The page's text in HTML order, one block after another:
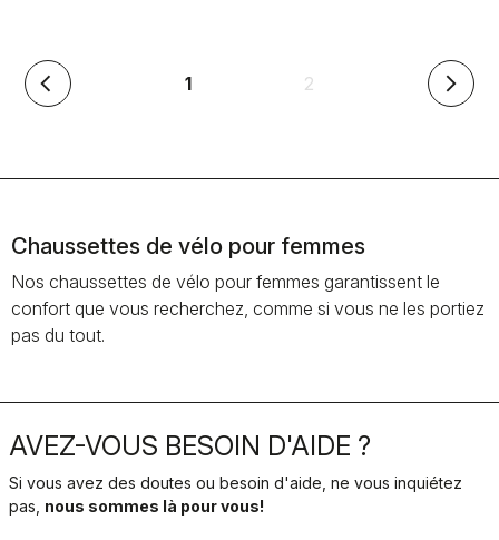
arrow_back_ios 1(en
2 arrow_forward_ios
Chaussettes de vélo pour femmes
Nos chaussettes de vélo pour femmes garantissent le
confort que vous recherchez, comme si vous ne les portiez
pas du tout.
AVEZ-VOUS BESOIN D'AIDE ?
Si vous avez des doutes ou besoin d'aide, ne vous inquiétez
pas, nous sommes là pour vous!